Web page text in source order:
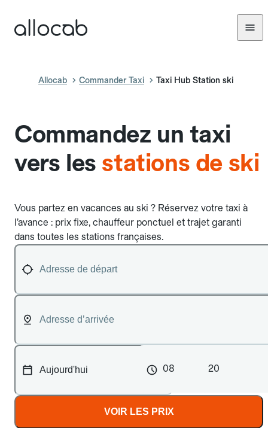
Allocab Commander Taxi Taxi Hub Station ski
Commandez un taxi
vers les stations de ski
Vous partez en vacances au ski ? Réservez votre taxi à
l’avance : prix fixe, chauffeur ponctuel et trajet garanti
dans toutes les stations françaises.
08 20
VOIR LES PRIX